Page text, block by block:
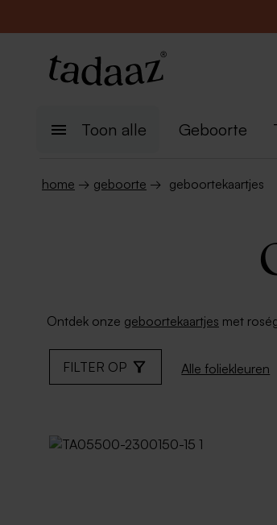
Toon alle Geboorte
home → geboorte → geboortekaartjes
Ontdek onze geboortekaartjes met
FILTER OP Alle foliekleuren